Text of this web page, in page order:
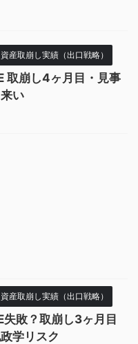
資産取崩し実績（出口戦略）
取崩し4ヶ月目・見事
い
資産取崩し実績（出口戦略）
敗？取崩し3ヶ月目
学リスク